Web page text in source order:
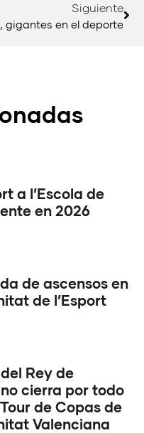
Siguiente
gigantes en el deporte
a l’Escola de
en 2026
de ascensos en
de l’Esport
Rey de
cierra por todo
de Copas de
Valenciana